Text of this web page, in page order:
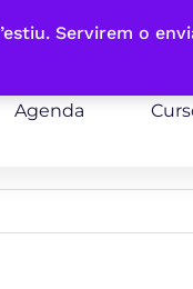
Servirem o
Agenda